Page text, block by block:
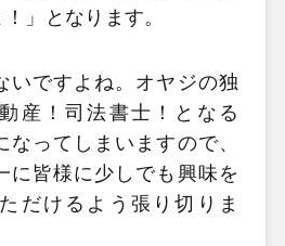
」となります。
いですよね。オヤジの独
産！司法書士！となる
なってしまいますので、
に皆様に少しでも興味を
だけるよう張り切りま